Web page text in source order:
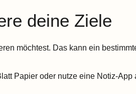
deine Ziele
möchtest. Das kann ein
Papier oder nutze eine Notiz-App